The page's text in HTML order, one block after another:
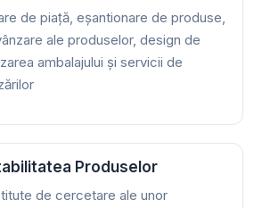
de piață, eșantionare de produse,
ale produselor, design de
ambalajului și servicii de
Produselor
de cercetare ale unor